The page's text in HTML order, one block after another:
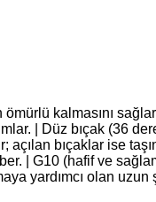
kalmasını
| Düz bıçak (36
açılan bıçaklar ise
| G10 (hafif ve
yardımcı olan uzun